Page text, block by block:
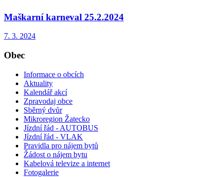
Maškarní karneval 25.2.2024
7. 3. 2024
Obec
Informace o obcích
Aktuality
Kalendář akcí
Zpravodaj obce
Sběrný dvůr
Mikroregion Žatecko
Jízdní řád - AUTOBUS
Jízdní řád - VLAK
Pravidla pro nájem bytů
Žádost o nájem bytu
Kabelová televize a internet
Fotogalerie